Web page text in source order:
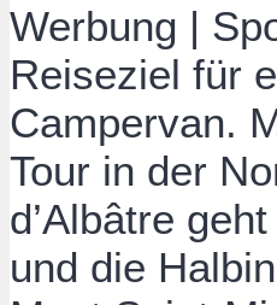
Werbung |
Reiseziel für
Campervan.
Tour in der
d’Albâtre
und die